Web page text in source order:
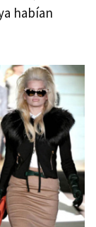
habían